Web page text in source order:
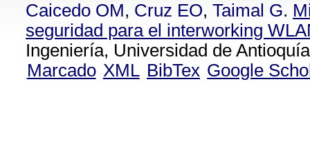
Caicedo OM, Cruz EO, Taimal G.
seguridad para el interworking
Ingeniería, Universidad de
Marcado XML BibTex Google